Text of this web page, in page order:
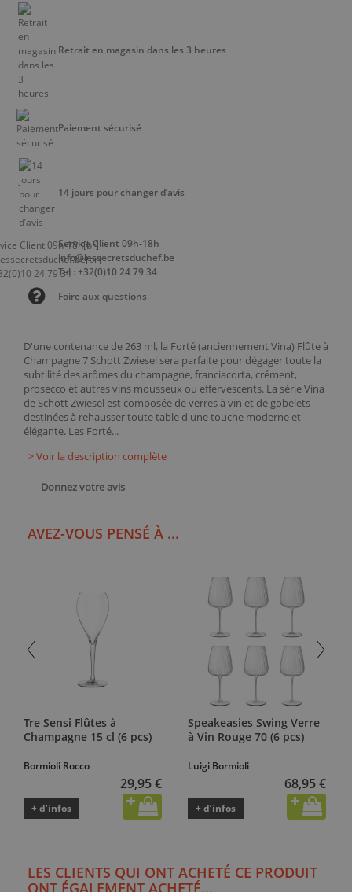
D'une contenance de 263 ml, la Forté (anciennement Vina) Flûte à
Champagne 7 Schott Zwiesel sera parfaite pour dégager toute la
subtilité des arômes du champagne, franciacorta, crément,
prosecco et autres vins mousseux ou effervescents. La série Vina
de Schott Zwiesel est composée de verres à vin et de gobelets
destinées à rehausser toute table d'une touche moderne et
élégante. Les Forté...
> Voir la description complète
Donnez votre avis
Retrait en magasin dans les 3 heures
Paiement sécurisé
14 jours pour changer d’avis
Service Client 09h-18h
info@lessecretsduchef.be
Tel : +32(0)10 24 79 34
Foire aux questions
AVEZ-VOUS PENSÉ À ...
Tre Sensi Flûtes à
Champagne 15 cl (6 pcs)
Bormioli Rocco
29,95 €
+ d’infos
Speakeasies Swing Verre
à Vin Rouge 70 (6 pcs)
Luigi Bormioli
68,95 €
+ d’infos
LES CLIENTS QUI ONT ACHETÉ CE PRODUIT
ONT ÉGALEMENT ACHETÉ...